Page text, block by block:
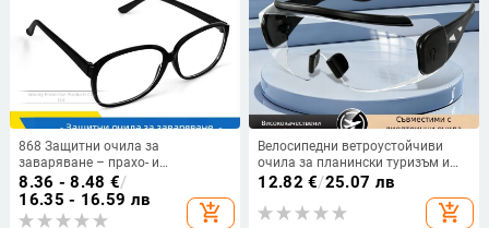
868 Защитни очила за
заваряване – прахо- и
ударозащита, PC плоски лещи, 2
мм, черна рамка
8.36 - 8.48 €/
16.35 - 16.59 лв
add_shopping_cart
Велосипедни ветроустойчиви
очила за планински туризъм и
ски, стилни, прахоустойчиви и
против замъгляване, подходящи
за носене с очила, унисекс
12.82 €/25.07 лв
add_shopping_cart